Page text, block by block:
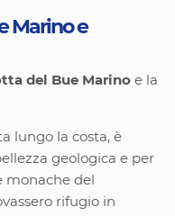
Marino e
del Bue Marino e la
lungo la costa, è
geologica e per
monache del
rifugio in